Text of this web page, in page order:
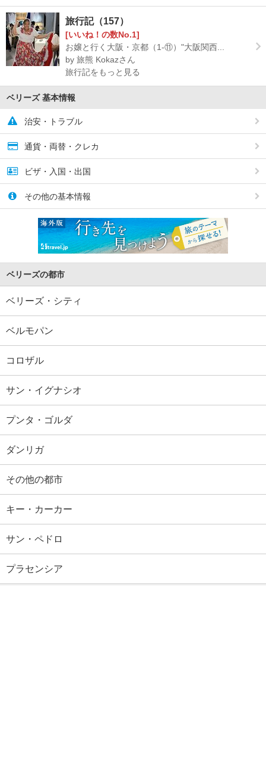
旅行記（157）
[いいね！の数No.1]
お嬢と行く大阪・京都（1-⑪）"大阪関西...
by 旅熊 Kokazさん
旅行記をもっと見る
ベリーズ 基本情報
治安・トラブル
通貨・両替・クレカ
ビザ・入国・出国
その他の基本情報
ベリーズの都市
ベリーズ・シティ
ベルモパン
コロザル
サン・イグナシオ
プンタ・ゴルダ
ダンリガ
その他の都市
キー・カーカー
サン・ペドロ
プラセンシア